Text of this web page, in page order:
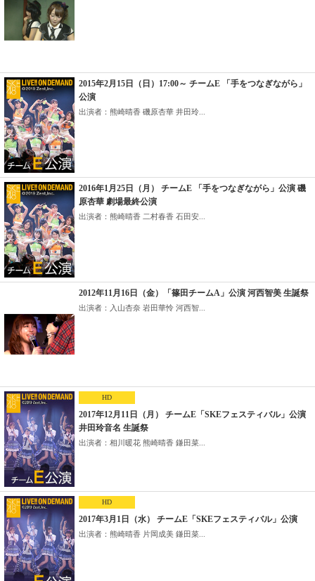
2015年2月15日（日）17:00～ チームE 「手をつなぎながら」
公演
出演者：熊崎晴香 磯原杏華 井田玲...
2016年1月25日（月） チームE 「手をつなぎながら」公演 磯
原杏華 劇場最終公演
出演者：熊崎晴香 二村春香 石田安...
2012年11月16日（金）「篠田チームA」公演 河西智美 生誕祭
出演者：入山杏奈 岩田華怜 河西智...
HD
2017年12月11日（月） チームE「SKEフェスティバル」公演
井田玲音名 生誕祭
出演者：相川暖花 熊崎晴香 鎌田菜...
HD
2017年3月1日（水） チームE「SKEフェスティバル」公演
出演者：熊崎晴香 片岡成美 鎌田菜...